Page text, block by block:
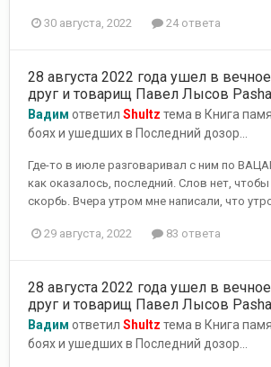
30 августа, 2022 24 ответа
28 августа 2022 года ушел в
друг и товарищ Павел Лысов
Вадим ответил Shultz тема в Книга
боях и ушедших в Последний дозор...
Где-то в июле разговаривал с ним по
как оказалось, последний. Слов нет,
скорбь. Вчера утром мне написали, что
29 августа, 2022 83 ответа
28 августа 2022 года ушел в
друг и товарищ Павел Лысов
Вадим ответил Shultz тема в Книга
боях и ушедших в Последний дозор...